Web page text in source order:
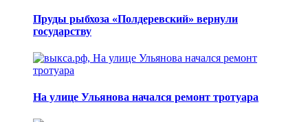
Пруды рыбхоза «Полдеревский» вернули
государству
На улице Ульянова начался ремонт тротуара